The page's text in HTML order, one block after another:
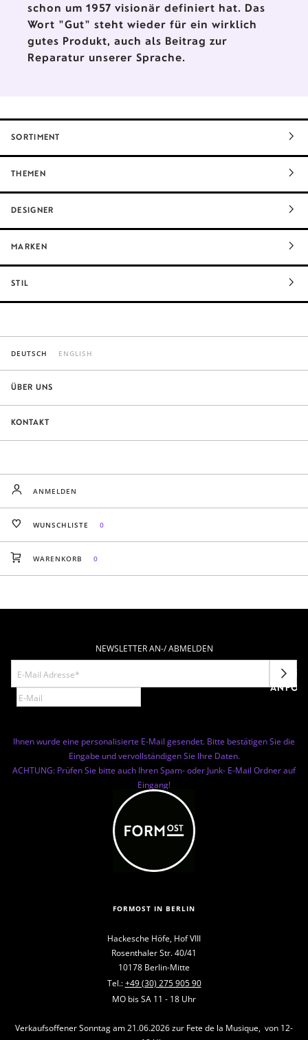
schon um 1957 visionär definiert hat. Das
Wort "Gut" steht wieder für ein wirklich
gutes Produkt, auch als Beitrag zur
Reparatur unserer Sprache.
SORTIMENT
THEMEN
DESIGNER
MARKEN
STIL
DEUTSCH ENGLISH
ÜBER UNS
KONTAKT
ANMELDEN
WUNSCHLISTE 0
WARENKORB 0
NEWSLETTER AN-/ ABMELDEN
Ihnen wurde eine personalisierte E-Mail gesendet. Bitte bestätigen Sie die
Eingabe und vervollständigen Sie Ihre Daten.
ACHTUNG: Prüfen Sie bitte auch Ihren Spam- oder Junk- E-Mail Ordner auf
Eingang!
FORMOST IN BERLIN
Hackesche Höfe, Hof VIII
Rosenthaler Str. 40/41
10178 Berlin-Mitte
Tel.:+49 (30) 275 905 90
MO bis SA 11 - 18 Uhr
Verkaufsoffener Sonntag am 21.06.2026 zur Fete de la Musique, von 12-